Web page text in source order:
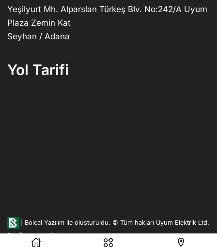
Yeşilyurt Mh. Alparslan Türkeş Blv. No:242/A Uyum
Plaza Zemin Kat
Seyhan / Adana
Yol Tarifi
Bolcal Yazılım ile oluşturuldu. © Tüm hakları Uyum Elektrik Ltd.
Şti. firmasına aittir.